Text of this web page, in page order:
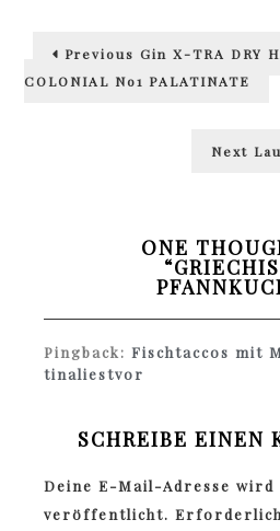
Beitragsnavigation
Previous Previous
Gin X-TRA DRY
COLONIAL No1 PALATINATE
Next Next
ONE
“
Pingback:Fischtaccos mit
tinaliestvor
SCHREIBE EINEN
Deine E-Mail-Adresse wird
veröffentlicht.